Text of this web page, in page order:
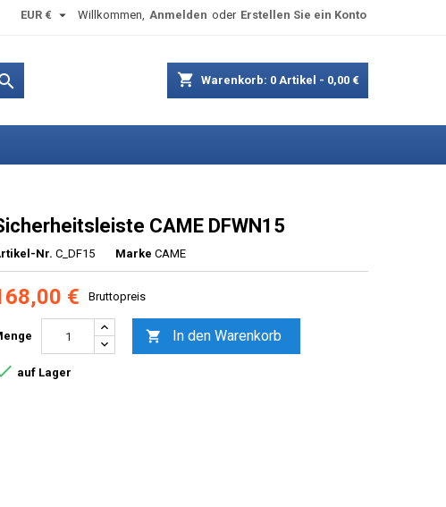
Willkommen, Anmelden oder Erstellen Sie ein Konto
EUR € 
shopping_cart Warenkorb: 0 Artikel - 0,00 €
CAME DFWN15
Nr. C_DF15 Marke CAME
€ Bruttopreis
 In den Warenkorb
auf Lager